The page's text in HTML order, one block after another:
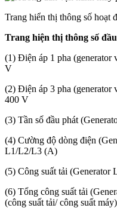
Trang hiển thị thông số hoạt
Trang hiện thị thông số
(1) Điện áp 1 pha
V
(2) Điện áp 3 pha
400 V
(3) Tần số đầu phát
(4) Cường độ dòng điện
L1/L2/L3 (A)
(5) Công suất tải
(6) Tổng công suất tải
(công suất tải/ công suất máy)